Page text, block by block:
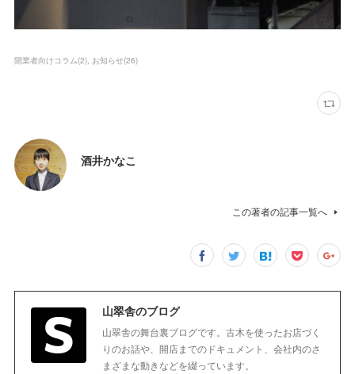
開業者向けコラム(2) お知らせ(26)
酒井かなこ
この著者の記事一覧へ
山翠舎のブログ
山翠舎の舞台裏ブログです。古木を使ったお店づく
りのお話や、開店までのドキュメント、会社内のさ
まざまな動きなどを綴っています。